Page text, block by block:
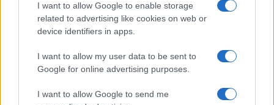
I want to allow Google to enable storage
related to advertising like cookies on web or
device identifiers in apps.
I want to allow my user data to be sent to
Google for online advertising purposes.
I want to allow Google to send me
Sci alpinismo: pianificazione, ARTVA e gestione del
gruppo